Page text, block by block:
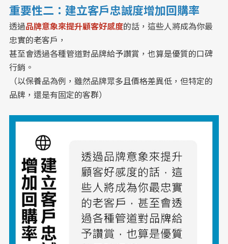
重要性二：建立客戶忠誠度增加回購率
透過品牌意象來提升顧客好感度的話，這些人將成為你最
忠實的老客戶，
甚至會透過各種管道對品牌給予讚賞，也算是優質的口碑
行銷。
（以保養品為例，雖然品牌眾多且價格差異低，但特定的
品牌，還是有固定的客群）